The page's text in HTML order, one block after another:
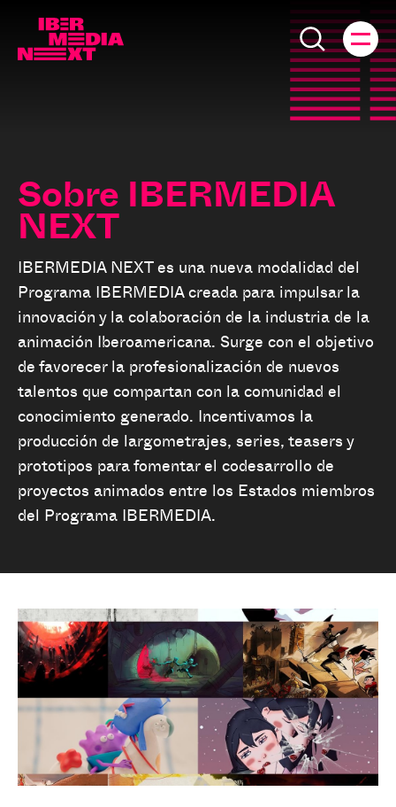
Sobre IBERMEDIA
NEXT
IBERMEDIA NEXT es una nueva modalidad del
Programa IBERMEDIA creada para impulsar la
innovación y la colaboración de la industria de la
animación Iberoamericana. Surge con el objetivo
de favorecer la profesionalización de nuevos
talentos que compartan con la comunidad el
conocimiento generado. Incentivamos la
producción de largometrajes, series, teasers y
prototipos para fomentar el codesarrollo de
proyectos animados entre los Estados miembros
del Programa IBERMEDIA.